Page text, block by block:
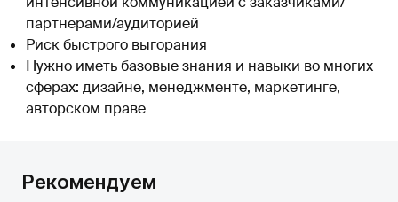
партнерами/аудиторией
Риск быстрого выгорания
Нужно иметь базовые знания и навыки во многих
сферах: дизайне, менеджменте, маркетинге,
авторском праве
Рекомендуем